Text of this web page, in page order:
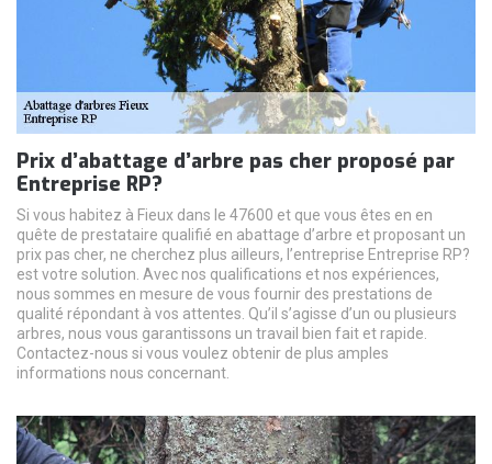
Prix d’abattage d’arbre pas cher proposé par
Entreprise RP?
Si vous habitez à Fieux dans le 47600 et que vous êtes en en
quête de prestataire qualifié en abattage d’arbre et proposant un
prix pas cher, ne cherchez plus ailleurs, l’entreprise Entreprise RP?
est votre solution. Avec nos qualifications et nos expériences,
nous sommes en mesure de vous fournir des prestations de
qualité répondant à vos attentes. Qu’il s’agisse d’un ou plusieurs
arbres, nous vous garantissons un travail bien fait et rapide.
Contactez-nous si vous voulez obtenir de plus amples
informations nous concernant.